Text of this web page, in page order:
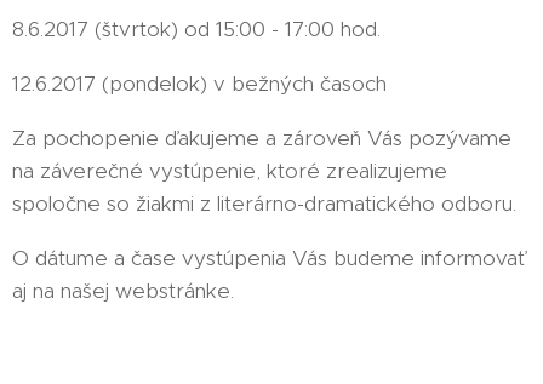
8.6.2017 (štvrtok) od 15:00 - 17:00 hod.
12.6.2017 (pondelok) v bežných časoch
Za pochopenie ďakujeme a zároveň Vás pozývame
na záverečné vystúpenie, ktoré zrealizujeme
spoločne so žiakmi z literárno-dramatického odboru.
O dátume a čase vystúpenia Vás budeme informovať
aj na našej webstránke.